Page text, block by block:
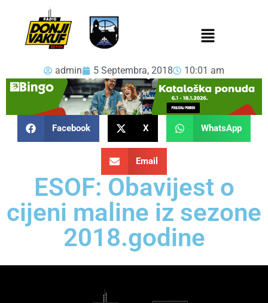
admin 5 Septembra, 2018 10:01 am
Facebook X WhatsApp
Email
ESOF: Obavijest o
cijeni maline iz sezone
2018.godine